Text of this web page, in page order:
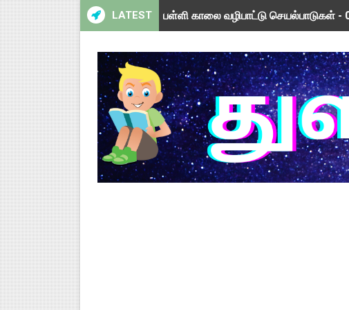
LATEST பள்ளி காலை வழிபாட்டு செயல்பாடுகள் -
TAPS - உறுதியளிக்கப்பட்ட
ஆசிரியர் தகுதித் தேர்வு விவகாரம்
பள்ளி காலை வழிபாட்டு செயல்பாடுகள் -
TNSED Schools Mobile App New